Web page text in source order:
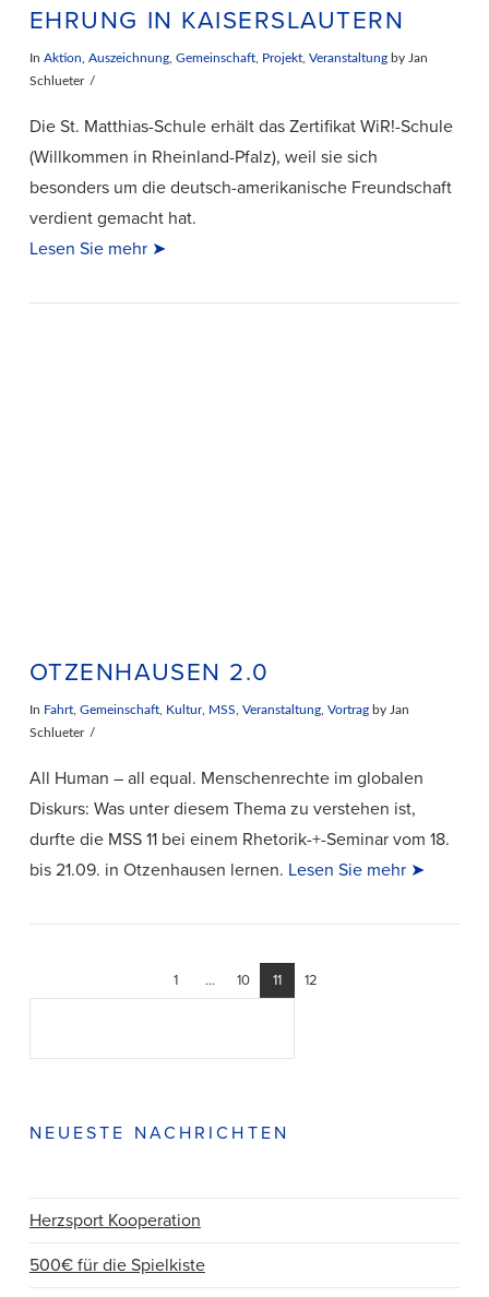
EHRUNG IN KAISERSLAUTERN
In Aktion Auszeichnung, Gemeinschaft, Projekt, Veranstaltungby Jan
Schlueter
Die St. Matthias-Schule erhält das Zertifikat WiR!-Schule
(Willkommen in Rheinland-Pfalz), weil sie sich
besonders um die deutsch-amerikanische Freundschaft
verdient gemacht hat.
Lesen Sie mehr ➤
OTZENHAUSEN 2.0
In Fahrt, Gemeinschaft, Kultur, MSS Veranstaltung, Vortragby Jan
Schlueter
All Human – all equal. Menschenrechte im globalen
Diskurs: Was unter diesem Thema zu verstehen ist,
durfte die MSS 11 bei einem Rhetorik-+-Seminar vom 18.
bis 21.09. in Otzenhausen lernen. Lesen Sie mehr ➤
1 ... 10 11 12
NEUESTE NACHRICHTEN
Herzsport Kooperation
500€ für die Spielkiste